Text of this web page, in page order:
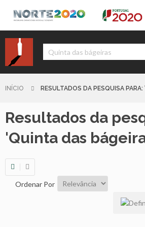
Sessão
Sign
Início
INÍCIO RESULTADOS DA PESQUISA
Resultados da
'Quinta das
Ordenar Por